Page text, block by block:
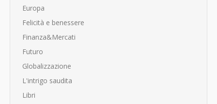
Europa
Felicità e benessere
Finanza&Mercati
Futuro
Globalizzazione
L'intrigo saudita
Libri